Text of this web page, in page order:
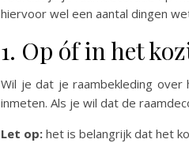
hiervoor wel een aantal dingen
1. Op óf in het
Wil je dat je raambekleding
inmeten. Als je wil dat de
Let op: het is belangrijk dat het